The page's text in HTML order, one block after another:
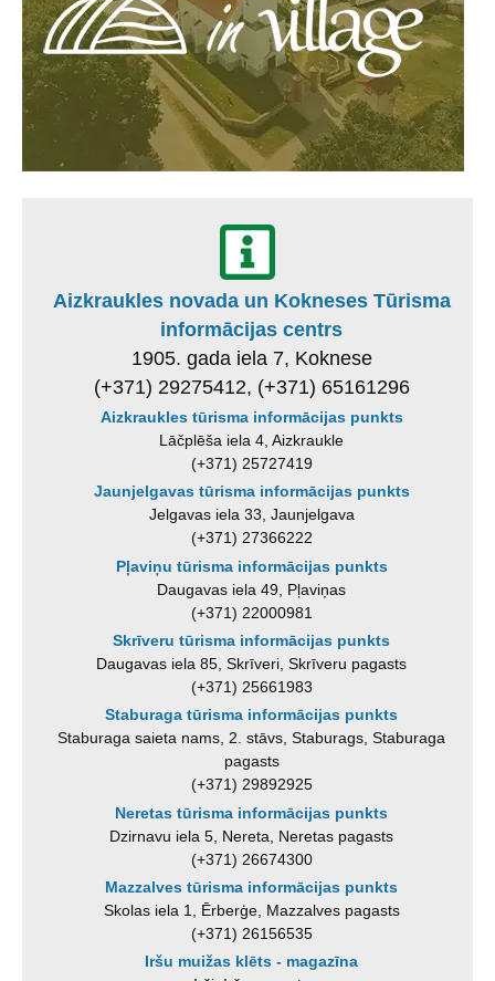
Aizkraukles novada un Kokneses Tūrisma
informācijas centrs
1905. gada iela 7, Koknese
(+371) 29275412, (+371) 65161296
Aizkraukles tūrisma informācijas punkts
Lāčplēša iela 4, Aizkraukle
(+371) 25727419
Jaunjelgavas tūrisma informācijas punkts
Jelgavas iela 33, Jaunjelgava
(+371) 27366222
Pļaviņu tūrisma informācijas punkts
Daugavas iela 49, Pļaviņas
(+371) 22000981
Skrīveru tūrisma informācijas punkts
Daugavas iela 85, Skrīveri, Skrīveru pagasts
(+371) 25661983
Staburaga tūrisma informācijas punkts
Staburaga saieta nams, 2. stāvs, Staburags, Staburaga
pagasts
(+371) 29892925
Neretas tūrisma informācijas punkts
Dzirnavu iela 5, Nereta, Neretas pagasts
(+371) 26674300
Mazzalves tūrisma informācijas punkts
Skolas iela 1, Ērberģe, Mazzalves pagasts
(+371) 26156535
Iršu muižas klēts - magazīna